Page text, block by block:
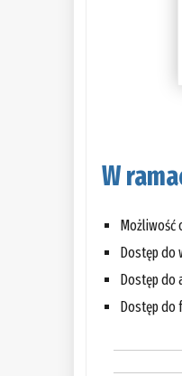
W
Możliwość
Dostęp do
Dostęp do
Dostęp do